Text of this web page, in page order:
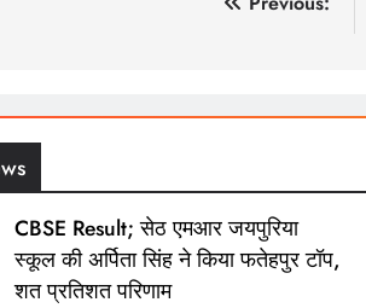
CBSE Result; सेठ एमआर जयपुरिया
स्कूल की अर्पिता सिंह ने किया फतेहपुर टॉप,
शत प्रतिशत परिणाम